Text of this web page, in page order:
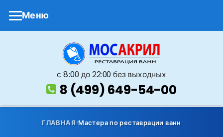
Меню
с 8 :00 до 22:00 без выходных
8 (499) 649-54-00
ГЛАВНАЯ Мастера по реставрации ванн